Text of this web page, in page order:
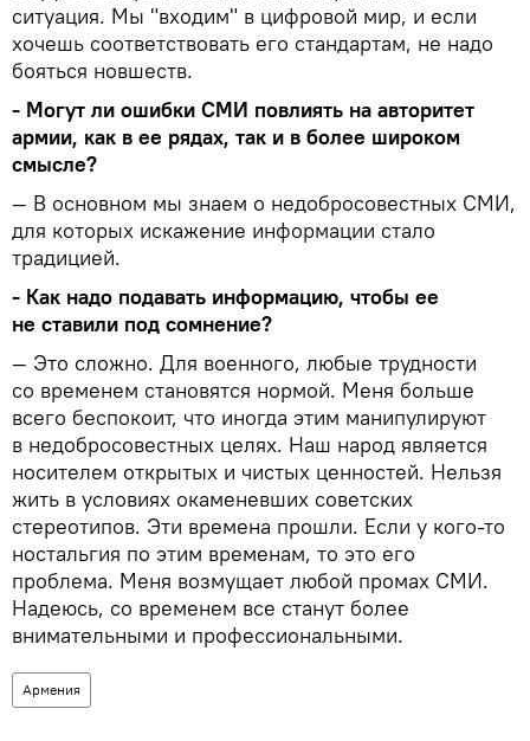
ситуация. Мы "входим" в цифровой мир, и если
хочешь соответствовать его стандартам, не надо
бояться новшеств.
- Могут ли ошибки СМИ повлиять на авторитет
армии, как в ее рядах, так и в более широком
смысле?
— В основном мы знаем о недобросовестных СМИ,
для которых искажение информации стало
традицией.
- Как надо подавать информацию, чтобы ее
не ставили под сомнение?
— Это сложно. Для военного, любые трудности
со временем становятся нормой. Меня больше
всего беспокоит, что иногда этим манипулируют
в недобросовестных целях. Наш народ является
носителем открытых и чистых ценностей. Нельзя
жить в условиях окаменевших советских
стереотипов. Эти времена прошли. Если у кого-то
ностальгия по этим временам, то это его
проблема. Меня возмущает любой промах СМИ.
Надеюсь, со временем все станут более
внимательными и профессиональными.
Армения